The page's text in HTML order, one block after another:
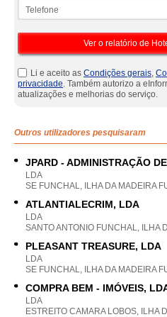
Li e aceito as Condições gerais,
privacidade. Também autorizo a
atualizações e melhorias do serviço.
Outros utilizadores pesquisaram
JPARD - ADMINISTRAÇÃO
LDA
SE FUNCHAL, ILHA DA MADEIRA
ATLANTIALECRIM, LDA
LDA
SANTO ANTONIO FUNCHAL, ILHA
PLEASANT TREASURE, LDA
LDA
SE FUNCHAL, ILHA DA MADEIRA
COMPRA BEM - IMÓVEIS,
LDA
ESTREITO CAMARA LOBOS, ILHA